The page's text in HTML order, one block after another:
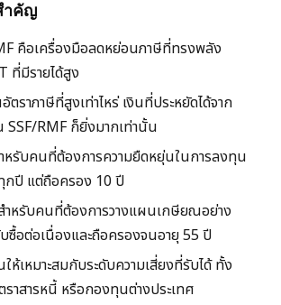
ำคัญ
คือเครื่องมือลดหย่อนภาษีที่ทรงพลัง
ที่มีรายได้สูง
ราภาษีที่สูงเท่าไหร่ เงินที่ประหยัดได้จาก
SSF/RMF ก็ยิ่งมากเท่านั้น
ำหรับคนที่ต้องการความยืดหยุ่นในการลงทุน
กปี แต่ถือครอง 10 ปี
สำหรับคนที่ต้องการวางแผนเกษียณอย่าง
ซื้อต่อเนื่องและถือครองจนอายุ 55 ปี
ห้เหมาะสมกับระดับความเสี่ยงที่รับได้ ทั้ง
าสารหนี้ หรือกองทุนต่างประเทศ